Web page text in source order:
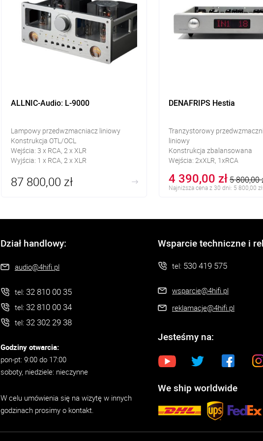
ALLNIC-Audio: L-9000
Lampowy przedwzmacniacz liniowy
Konstrukcja OTL/OCL
Wejścia: 3 x RCA, 2 x XLR
Wyjścia: 1 x RCA, 2 x XLR
87 800,00 zł
DENAFRIPS Hestia
Tranzystorowy
liniowy
Konstrukcja zbalansowana
Wejścia: 2xXLR, 1xRCA
4 390,00 zł5 800,00
Najniższa cena z 30 dni: 5 800,00 zł
Dział handlowy:
audio@4hifi.pl
tel: 32 810 00 35
tel: 32 810 00 34
tel: 32 302 29 38
Godziny otwarcia:
pon-pt: 9:00 do 17:00
soboty, niedziele: nieczynne
W celu umówienia się na wizytę w innych
godzinach prosimy o kontakt.
Wsparcie techniczne i
tel: 530 419 575
wsparcie@4hifi.pl
reklamacje@4hifi.pl
Jesteśmy na:
We ship worldwide